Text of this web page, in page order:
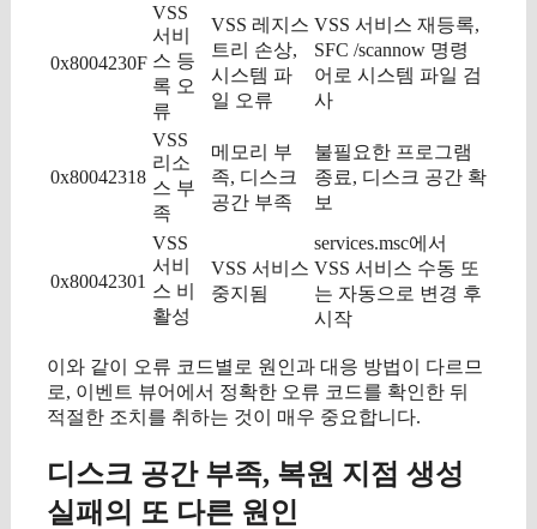
0x8004230F
VSS
서비
스 등
록 오
류
VSS 레지스
트리 손상,
시스템 파
일 오류
VSS 서비스 재등록,
SFC /scannow 명령
어로 시스템 파일 검
사
0x80042318
VSS
리소
스 부
족
메모리 부
족, 디스크
공간 부족
불필요한 프로그램
종료, 디스크 공간 확
보
0x80042301
VSS
서비
스 비
활성
VSS 서비스
중지됨
services.msc에서
VSS 서비스 수동 또
는 자동으로 변경 후
시작
이와 같이 오류 코드별로 원인과 대응 방법이 다르므
로, 이벤트 뷰어에서 정확한 오류 코드를 확인한 뒤
적절한 조치를 취하는 것이 매우 중요합니다.
디스크 공간 부족, 복원 지점 생성
실패의 또 다른 원인